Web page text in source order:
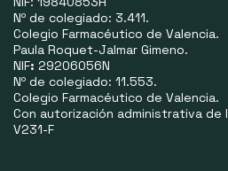
Nº de colegiado: 3.411.
Colegio Farmacéutico de Valencia.
Paula Roquet-Jalmar Gimeno.
NIF: 29206056N
Nº de colegiado: 11.553.
Colegio Farmacéutico de Valencia.
Con autorización administrativa de
V231-F